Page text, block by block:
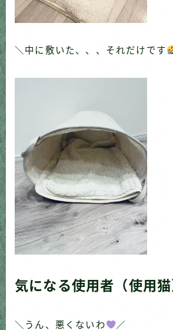
＼中に敷いた、、、それだけです
気になる使用者（使用
＼うん、悪くないわ ／